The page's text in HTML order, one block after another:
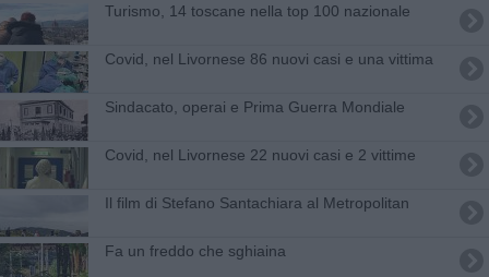
Turismo, 14 toscane nella top 100 nazionale
Covid, nel Livornese 86 nuovi casi e una vittima
Sindacato, operai e Prima Guerra Mondiale
Covid, nel Livornese 22 nuovi casi e 2 vittime
Il film di Stefano Santachiara al Metropolitan
Fa un freddo che sghiaina